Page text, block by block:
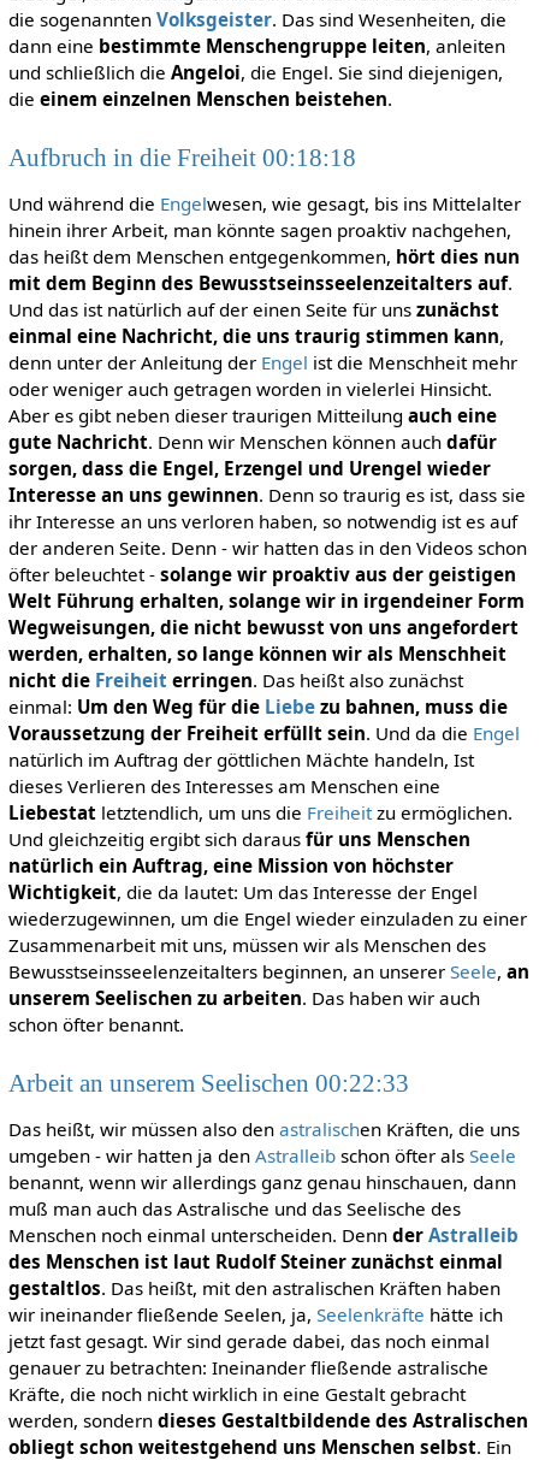
die sogenannten Volksgeister. Das sind Wesenheiten, die
dann eine bestimmte Menschengruppe leiten, anleiten
und schließlich die Angeloi, die Engel. Sie sind diejenigen,
die einem einzelnen Menschen beistehen.
Aufbruch in die Freiheit 00:18:18
Und während die Engelwesen, wie gesagt, bis ins Mittelalter
hinein ihrer Arbeit, man könnte sagen proaktiv nachgehen,
das heißt dem Menschen entgegenkommen, hört dies nun
mit dem Beginn des Bewusstseinsseelenzeitalters auf.
Und das ist natürlich auf der einen Seite für uns zunächst
einmal eine Nachricht, die uns traurig stimmen kann,
denn unter der Anleitung der Engel ist die Menschheit mehr
oder weniger auch getragen worden in vielerlei Hinsicht.
Aber es gibt neben dieser traurigen Mitteilung auch eine
gute Nachricht. Denn wir Menschen können auch dafür
sorgen, dass die Engel, Erzengel und Urengel wieder
Interesse an uns gewinnen. Denn so traurig es ist, dass sie
ihr Interesse an uns verloren haben, so notwendig ist es auf
der anderen Seite. Denn - wir hatten das in den Videos schon
öfter beleuchtet - solange wir proaktiv aus der geistigen
Welt Führung erhalten, solange wir in irgendeiner Form
Wegweisungen, die nicht bewusst von uns angefordert
werden, erhalten, so lange können wir als Menschheit
nicht die Freiheit erringen. Das heißt also zunächst
einmal: Um den Weg für die Liebezu bahnen, muss die
Voraussetzung der Freiheit erfüllt sein. Und da die Engel
natürlich im Auftrag der göttlichen Mächte handeln, Ist
dieses Verlieren des Interesses am Menschen eine
Liebestatletztendlich, um uns die Freiheitzu ermöglichen.
Und gleichzeitig ergibt sich daraus für uns Menschen
natürlich ein Auftrag, eine Mission von höchster
Wichtigkeit, die da lautet: Um das Interesse der Engel
wiederzugewinnen, um die Engel wieder einzuladen zu einer
Zusammenarbeit mit uns, müssen wir als Menschen des
Bewusstseinsseelenzeitalters beginnen, an unserer Seele, an
unserem Seelischen zu arbeiten. Das haben wir auch
schon öfter benannt.
Arbeit an unserem Seelischen 00:22:33
Das heißt, wir müssen also den astralischen Kräften, die uns
umgeben - wir hatten ja den Astralleibschon öfter als Seele
benannt, wenn wir allerdings ganz genau hinschauen, dann
muß man auch das Astralische und das Seelische des
Menschen noch einmal unterscheiden. Denn der Astralleib
des Menschen ist laut Rudolf Steiner zunächst einmal
gestaltlos. Das heißt, mit den astralischen Kräften haben
wir ineinander fließende Seelen, ja, Seelenkräfte hätte ich
jetzt fast gesagt. Wir sind gerade dabei, das noch einmal
genauer zu betrachten: Ineinander fließende astralische
Kräfte, die noch nicht wirklich in eine Gestalt gebracht
werden, sondern dieses Gestaltbildende des Astralischen
obliegt schon weitestgehend uns Menschen selbst. Ein